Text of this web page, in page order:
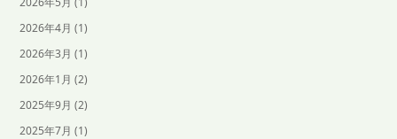
2026年4月 (1)
2026年3月 (1)
2026年1月 (2)
2025年9月 (2)
2025年7月 (1)